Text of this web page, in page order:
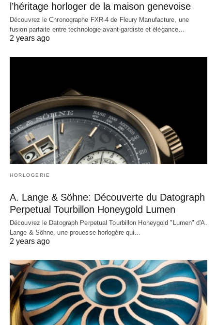
l’héritage horloger de la maison genevoise
Découvrez le Chronographe FXR-4 de Fleury Manufacture, une
fusion parfaite entre technologie avant-gardiste et élégance…
2 years ago
HORLOGERIE
A. Lange & Söhne: Découverte du Datograph
Perpetual Tourbillon Honeygold Lumen
Découvrez le Datograph Perpetual Tourbillon Honeygold "Lumen" d'A.
Lange & Söhne, une prouesse horlogère qui…
2 years ago